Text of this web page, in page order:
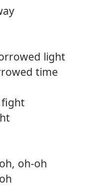
light
time
fight
oh-oh